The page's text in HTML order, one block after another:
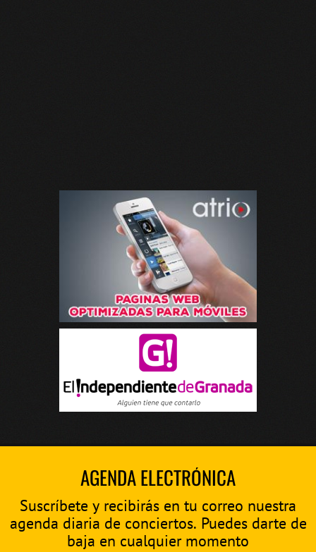
AGENDA ELECTRÓNICA
Suscríbete y recibirás en tu correo nuestra
agenda diaria de conciertos. Puedes darte de
baja en cualquier momento